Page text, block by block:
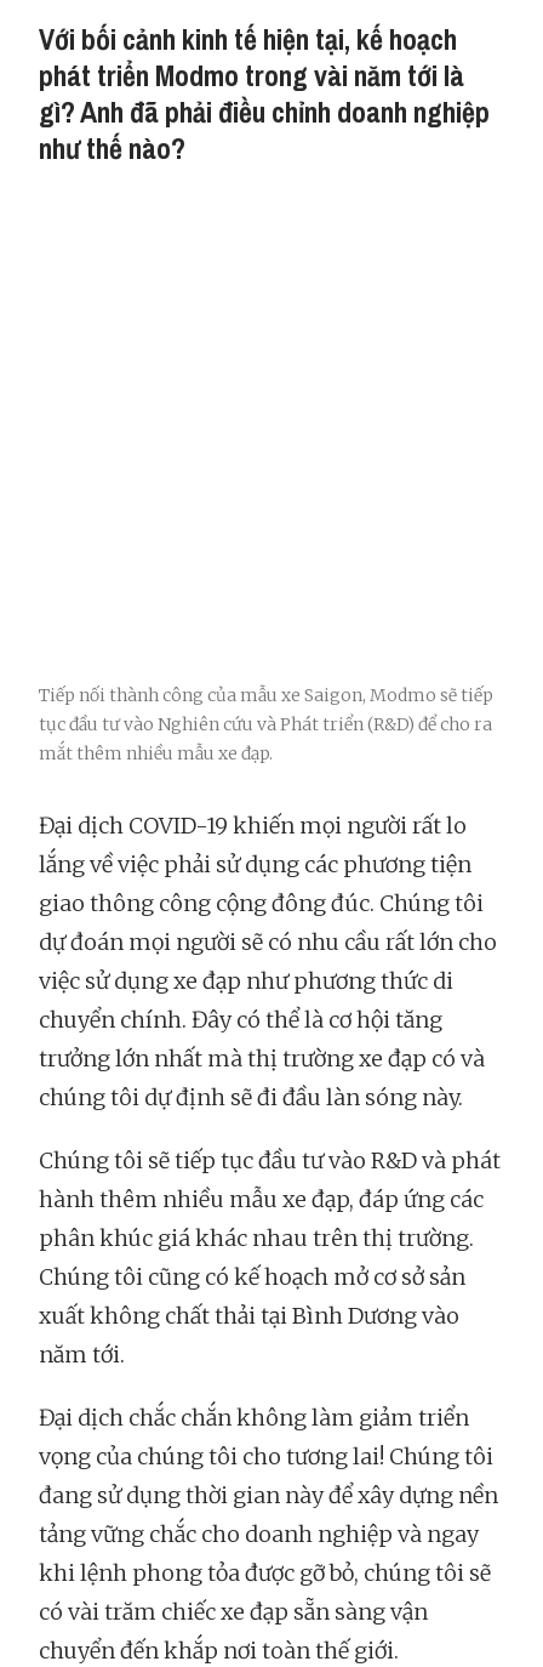
Với bối cảnh kinh tế hiện tại, kế hoạch
phát triển Modmo trong vài năm tới là
gì? Anh đã phải điều chỉnh doanh nghiệp
như thế nào?
Tiếp nối thành công của mẫu xe Saigon, Modmo sẽ tiếp
tục đầu tư vào Nghiên cứu và Phát triển (R&D) để cho ra
mắt thêm nhiều mẫu xe đạp.
Đại dịch COVID-19 khiến mọi người rất lo
lắng về việc phải sử dụng các phương tiện
giao thông công cộng đông đúc. Chúng tôi
dự đoán mọi người sẽ có nhu cầu rất lớn cho
việc sử dụng xe đạp như phương thức di
chuyển chính. Đây có thể là cơ hội tăng
trưởng lớn nhất mà thị trường xe đạp có và
chúng tôi dự định sẽ đi đầu làn sóng này.
Chúng tôi sẽ tiếp tục đầu tư vào R&D và phát
hành thêm nhiều mẫu xe đạp, đáp ứng các
phân khúc giá khác nhau trên thị trường.
Chúng tôi cũng có kế hoạch mở cơ sở sản
xuất không chất thải tại Bình Dương vào
năm tới.
Đại dịch chắc chắn không làm giảm triển
vọng của chúng tôi cho tương lai! Chúng tôi
đang sử dụng thời gian này để xây dựng nền
tảng vững chắc cho doanh nghiệp và ngay
khi lệnh phong tỏa được gỡ bỏ, chúng tôi sẽ
có vài trăm chiếc xe đạp sẵn sàng vận
chuyển đến khắp nơi toàn thế giới.